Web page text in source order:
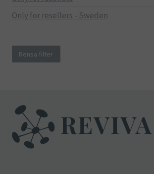
Only for resellers - Sweden
Rensa filter